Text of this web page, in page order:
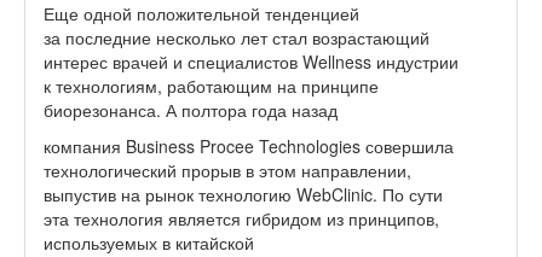
Еще одной положительной тенденцией
за последние несколько лет стал возрастающий
интерес врачей и специалистов Wellness индустрии
к технологиям, работающим на принципе
биорезонанса. А полтора года назад
компания Business Procee Technologies совершила
технологический прорыв в этом направлении,
выпустив на рынок технологию WebClinic. По сути
эта технология является гибридом из принципов,
используемых в китайской